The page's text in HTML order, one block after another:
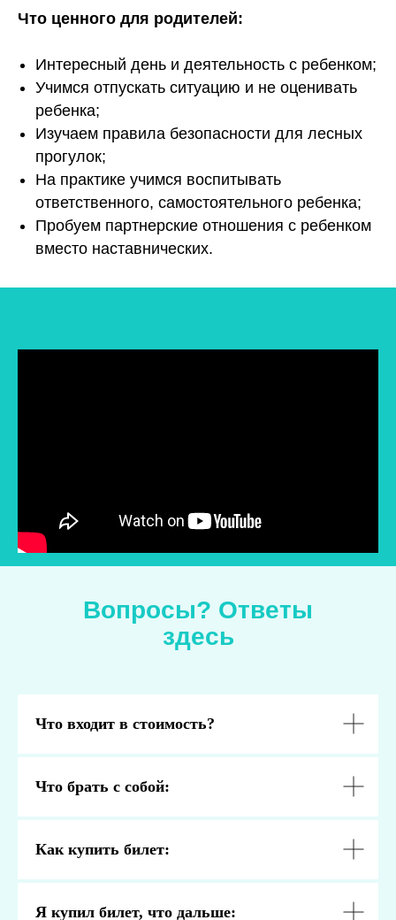
Что ценного для родителей:
Интересный день и деятельность с ребенком;
Учимся отпускать ситуацию и не оценивать
ребенка;
Изучаем правила безопасности для лесных
прогулок;
На практике учимся воспитывать
ответственного, самостоятельного ребенка;
Пробуем партнерские отношения с ребенком
вместо наставнических.
Вопросы? Ответы
здесь
Что входит в стоимость?
Что брать с собой:
Как купить билет:
Я купил билет, что дальше: